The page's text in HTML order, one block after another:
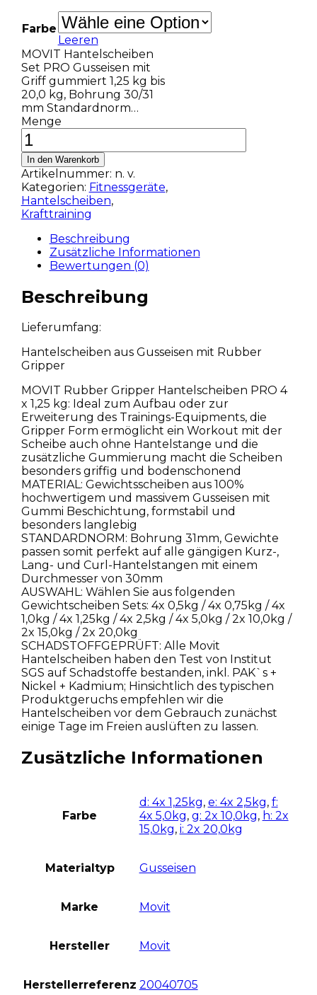
Farbe
Leeren
MOVIT Hantelscheiben
Set PRO Gusseisen mit
Griff gummiert 1,25 kg bis
20,0 kg, Bohrung 30/31
mm Standardnorm…
Menge
In den Warenkorb
Artikelnummer: n. v.
Kategorien: Fitnessgeräte,
Hantelscheiben,
Krafttraining
Beschreibung
Zusätzliche Informationen
Bewertungen (0)
Beschreibung
Lieferumfang:
Hantelscheiben aus Gusseisen mit Rubber
Gripper
MOVIT Rubber Gripper Hantelscheiben PRO 4
x 1,25 kg: Ideal zum Aufbau oder zur
Erweiterung des Trainings-Equipments, die
Gripper Form ermöglicht ein Workout mit der
Scheibe auch ohne Hantelstange und die
zusätzliche Gummierung macht die Scheiben
besonders griffig und bodenschonend
MATERIAL: Gewichtsscheiben aus 100%
hochwertigem und massivem Gusseisen mit
Gummi Beschichtung, formstabil und
besonders langlebig
STANDARDNORM: Bohrung 31mm, Gewichte
passen somit perfekt auf alle gängigen Kurz-,
Lang- und Curl-Hantelstangen mit einem
Durchmesser von 30mm
AUSWAHL: Wählen Sie aus folgenden
Gewichtscheiben Sets: 4x 0,5kg / 4x 0,75kg / 4x
1,0kg / 4x 1,25kg / 4x 2,5kg / 4x 5,0kg / 2x 10,0kg /
2x 15,0kg / 2x 20,0kg
SCHADSTOFFGEPRÜFT: Alle Movit
Hantelscheiben haben den Test von Institut
SGS auf Schadstoffe bestanden, inkl. PAK`s +
Nickel + Kadmium; Hinsichtlich des typischen
Produktgeruchs empfehlen wir die
Hantelscheiben vor dem Gebrauch zunächst
einige Tage im Freien auslüften zu lassen.
Zusätzliche Informationen
Farbe
d: 4x 1,25kg, e: 4x 2,5kg, f:
4x 5,0kg, g: 2x 10,0kg, h: 2x
15,0kg, i: 2x 20,0kg
Materialtyp Gusseisen
Marke Movit
Hersteller Movit
Herstellerreferenz 20040705